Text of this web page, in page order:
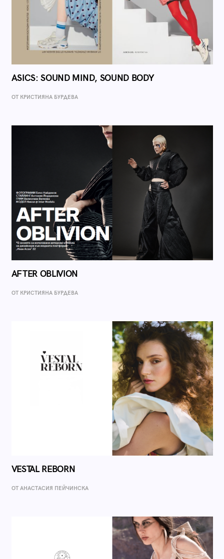
ASICS: SOUND MIND, SOUND BODY
ОТ КРИСТИЯНА БУРДЕВА
AFTER OBLIVION
ОТ КРИСТИЯНА БУРДЕВА
VESTAL REBORN
ОТ AНАСТАСИЯ ПЕЙЧИНСКА